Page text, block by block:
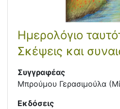
Ημερολόγιο
Σκέψεις και
Συγγραφέας
Μπρούμου Γερασιμούλα
Εκδόσεις